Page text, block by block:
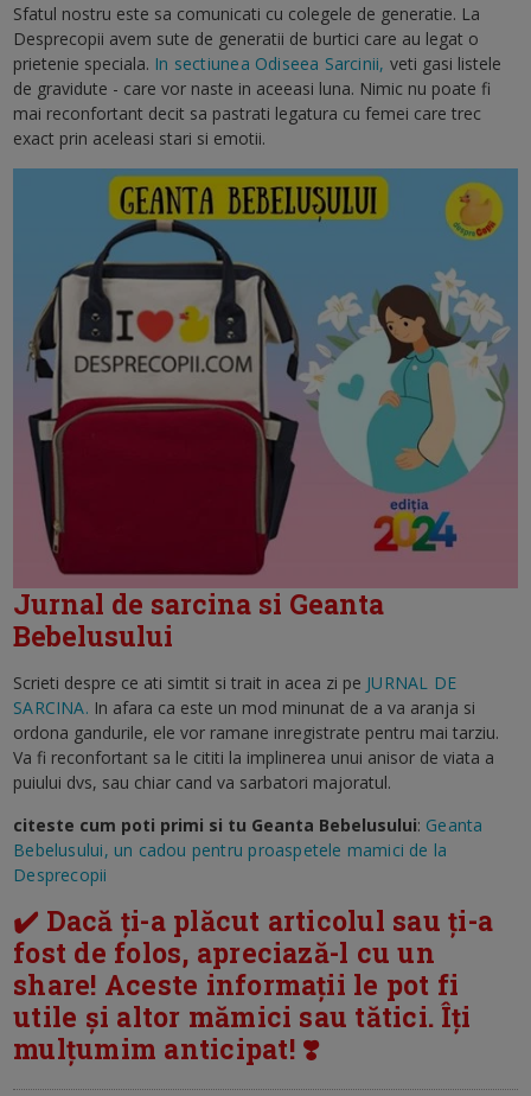
Sfatul nostru este sa comunicati cu colegele de generatie. La
Desprecopii avem sute de generatii de burtici care au legat o
prietenie speciala. In sectiunea Odiseea Sarcinii, veti gasi listele
de gravidute - care vor naste in aceeasi luna. Nimic nu poate fi
mai reconfortant decit sa pastrati legatura cu femei care trec
exact prin aceleasi stari si emotii.
Jurnal de sarcina si Geanta
Bebelusului
Scrieti despre ce ati simtit si trait in acea zi pe JURNAL DE
SARCINA. In afara ca este un mod minunat de a va aranja si
ordona gandurile, ele vor ramane inregistrate pentru mai tarziu.
Va fi reconfortant sa le cititi la implinerea unui anisor de viata a
puiului dvs, sau chiar cand va sarbatori majoratul.
citeste cum poti primi si tu Geanta Bebelusului: Geanta
Bebelusului, un cadou pentru proaspetele mamici de la
Desprecopii
✔️ Dacă ți-a plăcut articolul sau ți-a
fost de folos, apreciază-l cu un
share! Aceste informații le pot fi
utile și altor mămici sau tătici. Îți
mulțumim anticipat! ❣️